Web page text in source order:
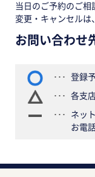
当日のご予約のご
変更・キャンセルは
お問い合わせ
登録
各支
ネッ
お電